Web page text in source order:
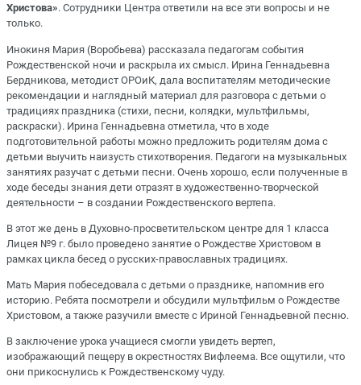
Христова». Сотрудники Центра ответили на все эти вопросы и не
только.
Инокиня Мария (Воробьева) рассказала педагогам события
Рождественской ночи и раскрыла их смысл. Ирина Геннадьевна
Бердникова, методист ОРОиК, дала воспитателям методические
рекомендации и наглядный материал для разговора с детьми о
традициях праздника (стихи, песни, колядки, мультфильмы,
раскраски). Ирина Геннадьевна отметила, что в ходе
подготовительной работы можно предложить родителям дома с
детьми выучить наизусть стихотворения. Педагоги на музыкальных
занятиях разучат с детьми песни. Очень хорошо, если полученные в
ходе беседы знания дети отразят в художественно-творческой
деятельности – в создании Рождественского вертепа.
В этот же день в Духовно-просветительском центре для 1 класса
Лицея №9 г. было проведено занятие о Рождестве Христовом в
рамках цикла бесед о русских-православных традициях.
Мать Мария побеседовала с детьми о празднике, напомнив его
историю. Ребята посмотрели и обсудили мультфильм о Рождестве
Христовом, а также разучили вместе с Ириной Геннадьевной песню.
В заключение урока учащиеся смогли увидеть вертеп,
изображающий пещеру в окрестностях Вифлеема. Все ощутили, что
они прикоснулись к Рождественскому чуду.